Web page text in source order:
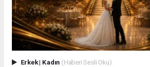
Erkek| Kadın (Haberi Sesli Oku)